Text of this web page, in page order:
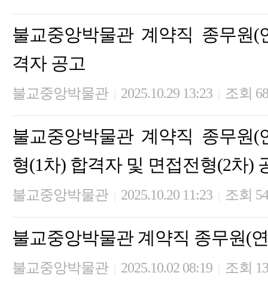
불교중앙박물관 계약직 종무원(
격자 공고
불교중앙박물관 2025.10.29 13:23 조회
불교중앙박물관 계약직 종무원(
형(1차) 합격자 및 면접전형(2차)
불교중앙박물관 2025.10.20 11:23 조회
불교중앙박물관 계약직 종무원(
불교중앙박물관 2025.10.02 08:19 조회